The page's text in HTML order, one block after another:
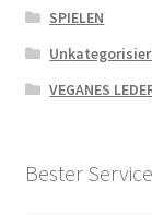
SPIELEN
VEGANES
Bester Service